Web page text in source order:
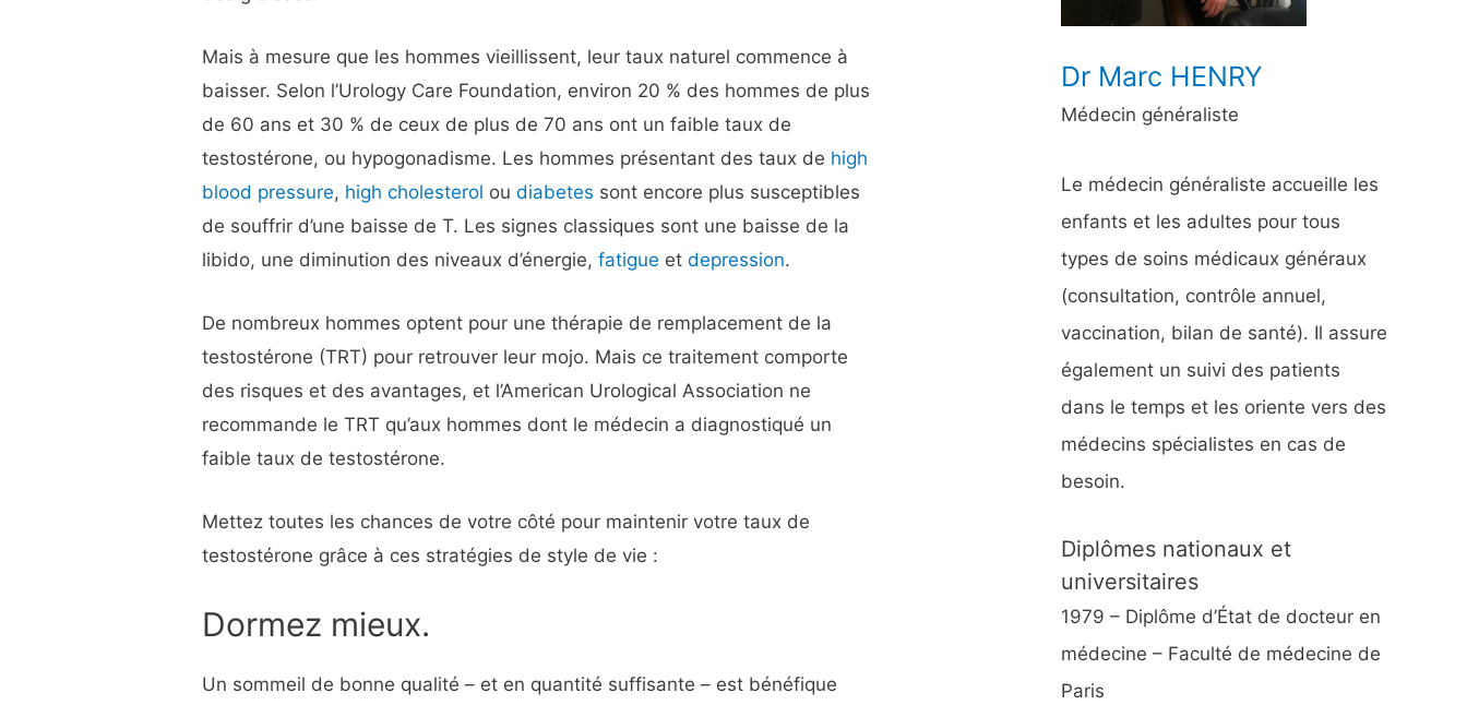
Mais à mesure que les hommes vieillissent, leur taux naturel commence à
baisser. Selon l’Urology Care Foundation, environ 20 % des hommes de plus
de 60 ans et 30 % de ceux de plus de 70 ans ont un faible taux de
testostérone, ou hypogonadisme. Les hommes présentant des taux de high
blood pressure, high cholesterol oudiabetes sont encore plus susceptibles
de souffrir d’une baisse de T. Les signes classiques sont une baisse de la
libido, une diminution des niveaux d’énergie,fatigue etdepression.
De nombreux hommes optent pour une thérapie de remplacement de la
testostérone (TRT) pour retrouver leur mojo. Mais ce traitement comporte
des risques et des avantages, et l’American Urological Association ne
recommande le TRT qu’aux hommes dont le médecin a diagnostiqué un
faible taux de testostérone.
Mettez toutes les chances de votre côté pour maintenir votre taux de
testostérone grâce à ces stratégies de style de vie :
Dormez mieux.
Un sommeil de bonne qualité – et en quantité suffisante – est bénéfique
Dr Marc HENRY
Médecin généraliste
Le médecin généraliste accueille les
enfants et les adultes pour tous
types de soins médicaux généraux
(consultation, contrôle annuel,
vaccination, bilan de santé). Il assure
également un suivi des patients
dans le temps et les oriente vers des
médecins spécialistes en cas de
besoin.
Diplômes nationaux et
universitaires
1979 – Diplôme d’État de docteur en
médecine – Faculté de médecine de
Paris